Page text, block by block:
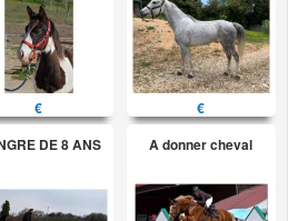
€
€
DE 8 ANS A donner cheval